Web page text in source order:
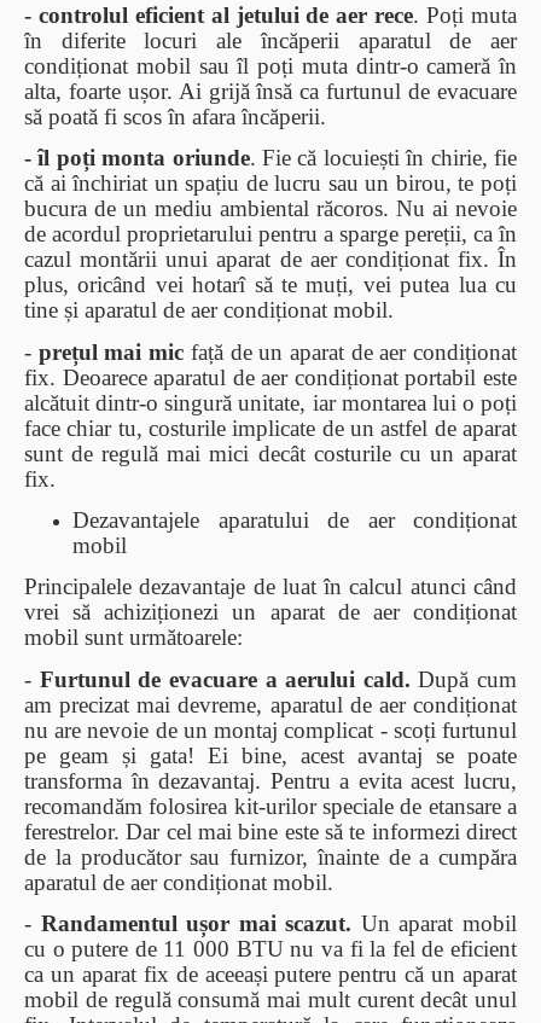
- controlul eficient al jetului de aer rece. Poți muta
în diferite locuri ale încăperii aparatul de aer
condiționat mobil sau îl poți muta dintr-o cameră în
alta, foarte ușor. Ai grijă însă ca furtunul de evacuare
să poată fi scos în afara încăperii.
- îl poți monta oriunde. Fie că locuiești în chirie, fie
că ai închiriat un spațiu de lucru sau un birou, te poți
bucura de un mediu ambiental răcoros. Nu ai nevoie
de acordul proprietarului pentru a sparge pereții, ca în
cazul montării unui aparat de aer condiționat fix. În
plus, oricând vei hotarî să te muți, vei putea lua cu
tine și aparatul de aer condiționat mobil.
- prețul mai mic față de un aparat de aer condiționat
fix. Deoarece aparatul de aer condiționat portabil este
alcătuit dintr-o singură unitate, iar montarea lui o poți
face chiar tu, costurile implicate de un astfel de aparat
sunt de regulă mai mici decât costurile cu un aparat
fix.
Dezavantajele aparatului de aer condiționat
mobil
Principalele dezavantaje de luat în calcul atunci când
vrei să achiziționezi un aparat de aer condiționat
mobil sunt următoarele:
- Furtunul de evacuare a aerului cald.După cum
am precizat mai devreme, aparatul de aer condiționat
nu are nevoie de un montaj complicat - scoți furtunul
pe geam și gata! Ei bine, acest avantaj se poate
transforma în dezavantaj. Pentru a evita acest lucru,
recomandăm folosirea kit-urilor speciale de etansare a
ferestrelor. Dar cel mai bine este să te informezi direct
de la producător sau furnizor, înainte de a cumpăra
aparatul de aer condiționat mobil.
- Randamentul ușor mai scazut. Un aparat mobil
cu o putere de 11 000 BTU nu va fi la fel de eficient
ca un aparat fix de aceeași putere pentru că un aparat
mobil de regulă consumă mai mult curent decât unul